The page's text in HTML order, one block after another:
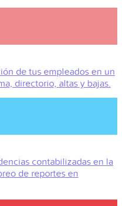
de tus empleados en un
directorio, altas y bajas.
contabilizadas en la
de reportes en